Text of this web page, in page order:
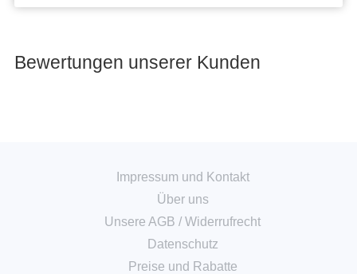
Bewertungen unserer Kunden
Impressum und Kontakt
Über uns
Unsere AGB /Widerrufrecht
Datenschutz
Preise und Rabatte